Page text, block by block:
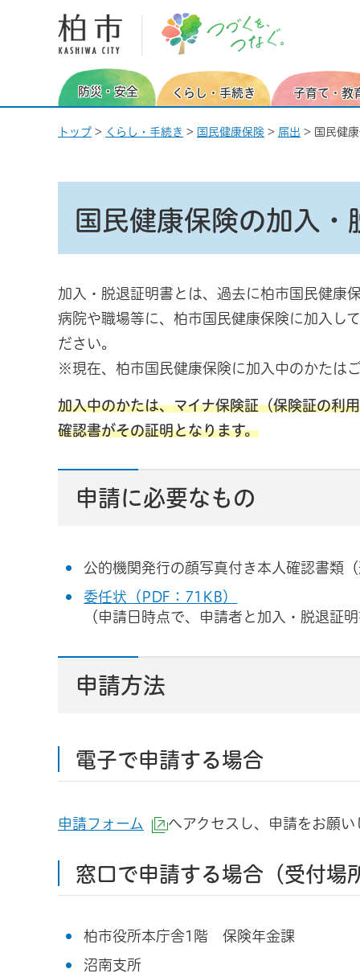
柏市 つづくを、つなぐ。
防災・安全 くらし・手続き 子育て・教
トップ > くらし・手続き > 国民健康保険 > 届出 > 国民健
国民健康保険の加入・
加入・脱退証明書とは、過去に柏市国民健康
病院や職場等に、柏市国民健康保険に加入し
ださい。
※現在、柏市国民健康保険に加入中のかたは
加入中のかたは、マイナ保険証（保険証の利
確認書がその証明となります。
申請に必要なもの
公的機関発行の顔写真付き本人確認書類
委任状（PDF：71KB）
（申請日時点で、申請者と加入・脱退証
申請方法
電子で申請する場合
申請フォーム （外部サイトへリンク）
へアクセスし、申請をお願い
窓口で申請する場合（受付場
柏市役所本庁舎1階 保険年金課
沼南支所